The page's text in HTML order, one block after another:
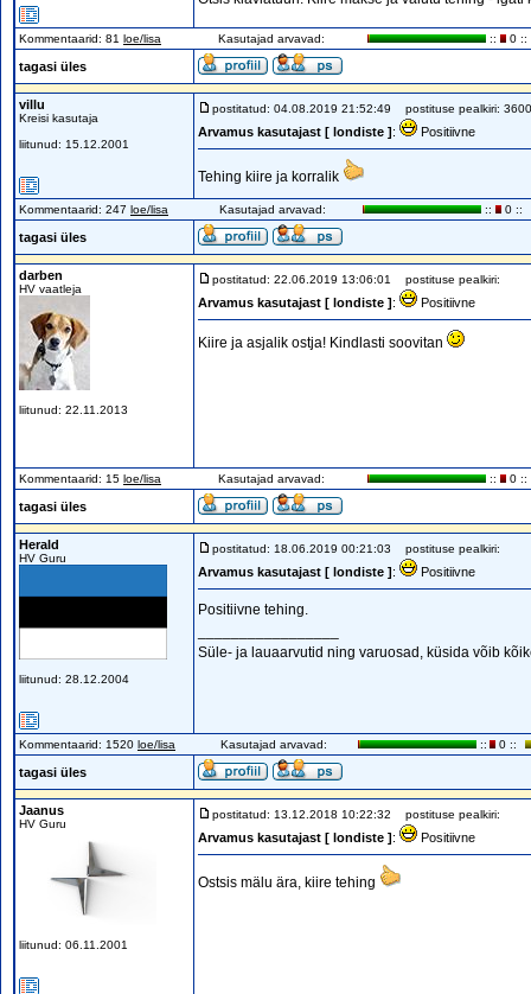
Kommentaarid: 81 loe/lisa Kasutajad arvavad: :: 0 ::
tagasi üles
villu
Kreisi kasutaja
liitunud: 15.12.2001
postitatud: 04.08.2019 21:52:49 postituse pealkiri:
Arvamus kasutajast [ londiste ]: Positiivne
Tehing kiire ja korralik
Kommentaarid: 247 loe/lisa Kasutajad arvavad: :: 0 ::
tagasi üles
darben
HV vaatleja
liitunud: 22.11.2013
postitatud: 22.06.2019 13:06:01 postituse pealkiri:
Arvamus kasutajast [ londiste ]: Positiivne
Kiire ja asjalik ostja! Kindlasti soovitan
Kommentaarid: 15 loe/lisa Kasutajad arvavad: :: 0 ::
tagasi üles
Herald
HV Guru
liitunud: 28.12.2004
postitatud: 18.06.2019 00:21:03 postituse pealkiri:
Arvamus kasutajast [ londiste ]: Positiivne
Positiivne tehing.
Süle- ja lauaarvutid ning varuosad, küsida võib
Kommentaarid: 1520 loe/lisa Kasutajad arvavad: :: 0 ::
tagasi üles
Jaanus
HV Guru
liitunud: 06.11.2001
postitatud: 13.12.2018 10:22:32 postituse pealkiri:
Arvamus kasutajast [ londiste ]: Positiivne
Ostsis mälu ära, kiire tehing